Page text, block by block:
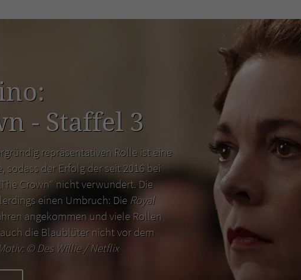
- Staffel 3
repräsentativen Rolle ist eine
der Erfolg der seit 2016 bei
Crown“ nicht verwundert. Die
einen Umbruch: Die Royal
angekommen und viele Rollen
die Blaublüter nicht vor dem
©Des Willie / Netflix